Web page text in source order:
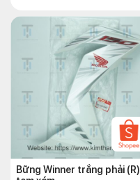
Bững Winner trắng phải (R)